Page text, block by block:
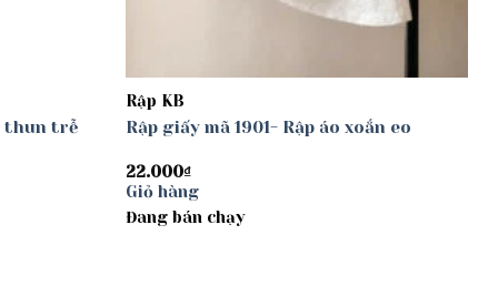
thun trễ
Rập KB
Rập giấy mã 1901- Rập áo xoắn eo
22.000₫
Giỏ hàng
Đang bán chạy